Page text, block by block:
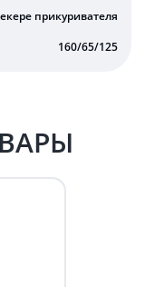
прикуривателя
160/65/125